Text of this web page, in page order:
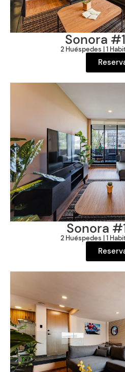
Sonora
2 Huéspedes | 1
Sonora
2 Huéspedes | 1